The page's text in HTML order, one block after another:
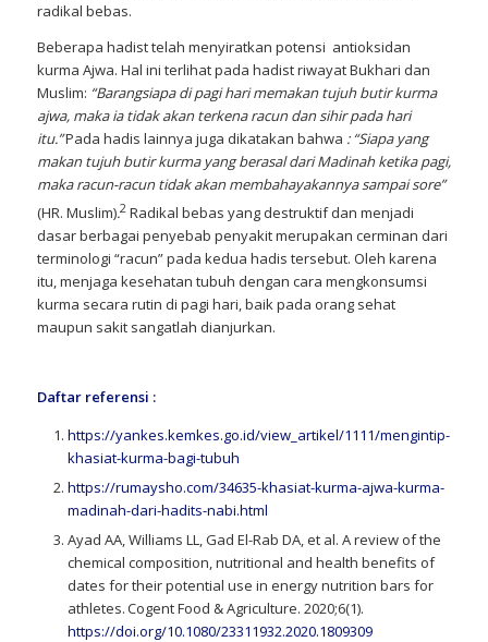
radikal bebas.
Beberapa hadist telah menyiratkan potensi antioksidan
kurma Ajwa. Hal ini terlihat pada hadist riwayat Bukhari dan
Muslim: “Barangsiapa di pagi hari memakan tujuh butir kurma
ajwa, maka ia tidak akan terkena racun dan sihir pada hari
itu.”Pada hadis lainnya juga dikatakan bahwa : “Siapa yang
makan tujuh butir kurma yang berasal dari Madinah ketika pagi,
maka racun-racun tidak akan membahayakannya sampai sore”
(HR. Muslim).2Radikal bebas yang destruktif dan menjadi
dasar berbagai penyebab penyakit merupakan cerminan dari
terminologi “racun” pada kedua hadis tersebut. Oleh karena
itu, menjaga kesehatan tubuh dengan cara mengkonsumsi
kurma secara rutin di pagi hari, baik pada orang sehat
maupun sakit sangatlah dianjurkan.
Daftar referensi :
https://yankes.kemkes.go.id/view_artikel/1111/mengintip-
khasiat-kurma-bagi-tubuh
https://rumaysho.com/34635-khasiat-kurma-ajwa-kurma-
madinah-dari-hadits-nabi.html
Ayad AA, Williams LL, Gad El-Rab DA, et al. A review of the
chemical composition, nutritional and health benefits of
dates for their potential use in energy nutrition bars for
athletes. Cogent Food & Agriculture. 2020;6(1).
https://doi.org/10.1080/23311932.2020.1809309